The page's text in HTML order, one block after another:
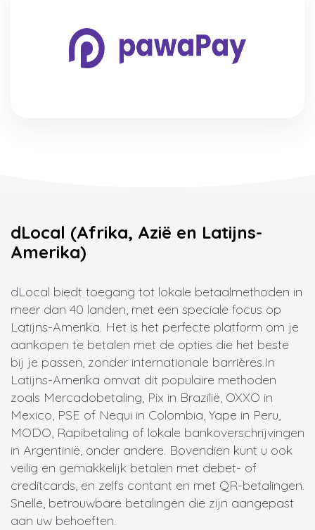
dLocal (Afrika, Azië en Latijns-
Amerika)
dLocal biedt toegang tot lokale betaalmethoden in
meer dan 40 landen, met een speciale focus op
Latijns-Amerika. Het is het perfecte platform om je
aankopen te betalen met de opties die het beste
bij je passen, zonder internationale barrières.In
Latijns-Amerika omvat dit populaire methoden
zoals Mercadobetaling, Pix in Brazilië, OXXO in
Mexico, PSE of Nequi in Colombia, Yape in Peru,
MODO, Rapibetaling of lokale bankoverschrijvingen
in Argentinië, onder andere. Bovendien kunt u ook
veilig en gemakkelijk betalen met debet- of
creditcards, en zelfs contant en met QR-betalingen.
Snelle, betrouwbare betalingen die zijn aangepast
aan uw behoeften.